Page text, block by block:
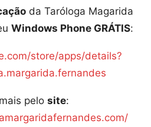
da Taróloga Magarida
Windows Phone GRÁTIS:
store/apps/details?
pelo site: